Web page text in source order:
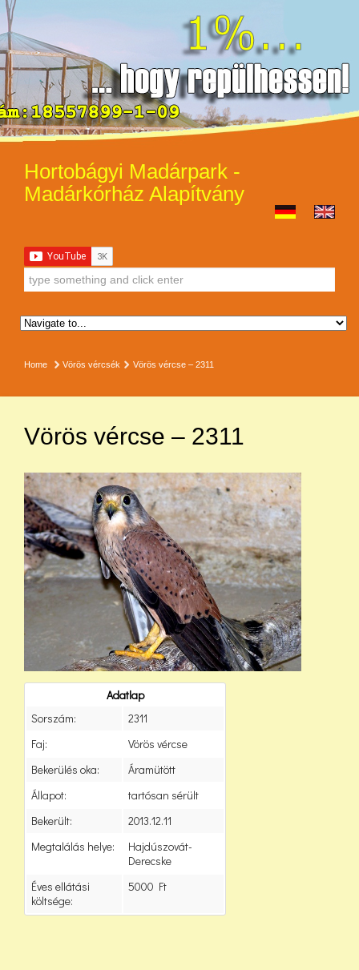
Hortobágyi Madárpark -
Madárkórház Alapítvány
Home Vörös vércsék Vörös vércse – 2311
Vörös vércse – 2311
Adatlap
Sorszám:
2311
Faj:
Vörös vércse
Bekerülés oka:
Áramütött
Állapot:
tartósan sérült
Bekerült:
2013.12.11
Megtalálás helye:
Hajdúszovát-
Derecske
Éves ellátási
költsége:
5000 Ft